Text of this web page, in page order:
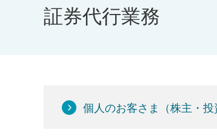
証券代行業務
個人のお客さま（株主・